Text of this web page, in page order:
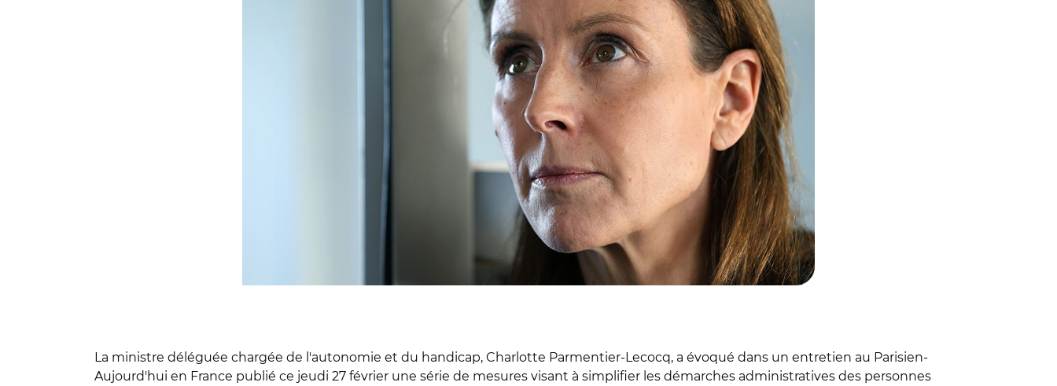
La ministre déléguée chargée de l'autonomie et du handicap, Charlotte Parmentier-Lecocq, a évoqué dans un entretien au Parisien-
Aujourd'hui en France publié ce jeudi 27 février une série de mesures visant à simplifier les démarches administratives des personnes